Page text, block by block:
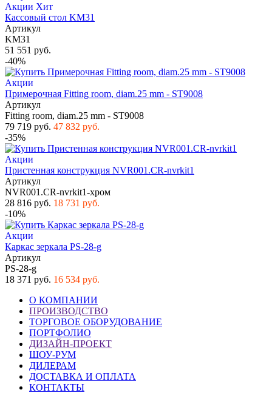
Акции Хит
Кассовый стол KM31
Артикул
KM31
51 551 руб.
-40%
Акции
Примерочная Fitting room, diam.25 mm - ST9008
Артикул
Fitting room, diam.25 mm - ST9008
79 719 руб. 47 832 руб.
-35%
Акции
Пристенная конструкция NVR001.CR-nvrkit1
Артикул
NVR001.CR-nvrkit1-хром
28 816 руб. 18 731 руб.
-10%
Акции
Каркас зеркала PS-28-g
Артикул
PS-28-g
18 371 руб. 16 534 руб.
О КОМПАНИИ
ПРОИЗВОДСТВО
ТОРГОВОЕ ОБОРУДОВАНИЕ
ПОРТФОЛИО
ДИЗАЙН-ПРОЕКТ
ШОУ-РУМ
ДИЛЕРАМ
ДОСТАВКА И ОПЛАТА
КОНТАКТЫ